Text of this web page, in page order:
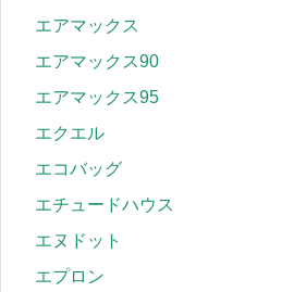
エアマックス
エアマックス90
エアマックス95
エクエル
エコバッグ
エチュードハウス
エヌドット
エプロン